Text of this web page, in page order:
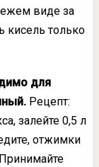
виде за
кисель только
для
Рецепт:
залейте 0,5 л
отжимки